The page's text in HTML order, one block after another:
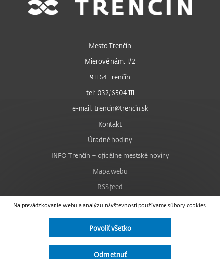
Na prevádzkovanie webu a analýzu návštevnosti používame súbory cookies.
Povoliť všetko
Odmietnuť
Mesto Trenčín
Mierové nám. 1/2
911 64 Trenčín
tel: 032/6504 111
e-mail: trencin@trencin.sk
Kontakt
Úradné hodiny
INFO Trenčín – oficiálne mestské noviny
Mapa webu
RSS feed
Nastavenie cookies
Facebook
Instagram